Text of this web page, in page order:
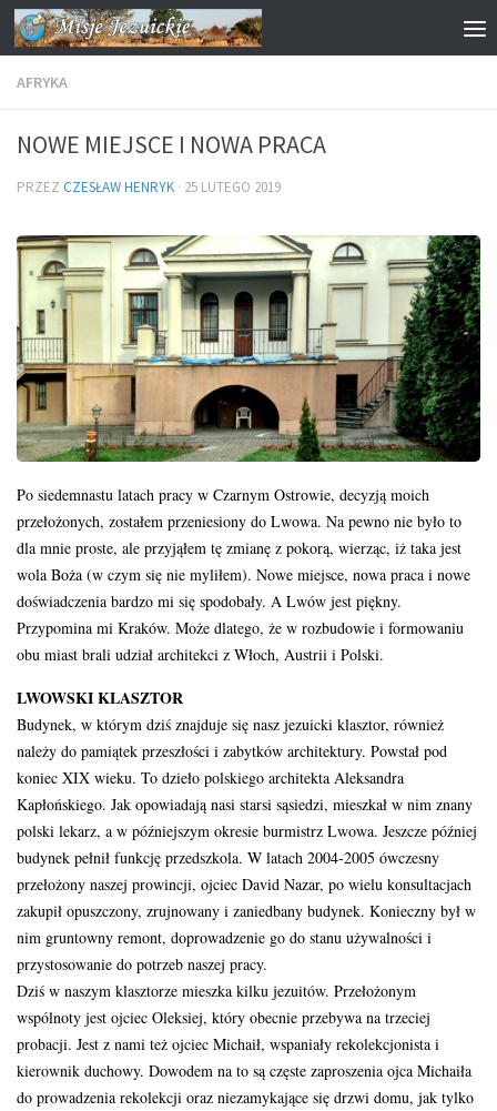
Przejdź do treści
AFRYKA
NOWE MIEJSCE I NOWA PRACA
PRZEZ CZESŁAW HENRYK · 25 LUTEGO 2019
Po siedemnastu latach pracy w Czarnym Ostrowie, decyzją moich
przełożonych, zostałem przeniesiony do Lwowa. Na pewno nie było to
dla mnie proste, ale przyjąłem tę zmianę z pokorą, wierząc, iż taka jest
wola Boża (w czym się nie myliłem). Nowe miejsce, nowa praca i nowe
doświadczenia bardzo mi się spodobały. A Lwów jest piękny.
Przypomina mi Kraków. Może dlatego, że w rozbudowie i formowaniu
obu miast brali udział architekci z Włoch, Austrii i Polski.
LWOWSKI KLASZTOR
Budynek, w którym dziś znajduje się nasz jezuicki klasztor, również
należy do pamiątek przeszłości i zabytków architektury. Powstał pod
koniec XIX wieku. To dzieło polskiego architekta Aleksandra
Kapłońskiego. Jak opowiadają nasi starsi sąsiedzi, mieszkał w nim znany
polski lekarz, a w późniejszym okresie burmistrz Lwowa. Jeszcze później
budynek pełnił funkcję przedszkola. W latach 2004-2005 ówczesny
przełożony naszej prowincji, ojciec David Nazar, po wielu konsultacjach
zakupił opuszczony, zrujnowany i zaniedbany budynek. Konieczny był w
nim gruntowny remont, doprowadzenie go do stanu używalności i
przystosowanie do potrzeb naszej pracy.
Dziś w naszym klasztorze mieszka kilku jezuitów. Przełożonym
wspólnoty jest ojciec Oleksiej, który obecnie przebywa na trzeciej
probacji. Jest z nami też ojciec Michaił, wspaniały rekolekcjonista i
kierownik duchowy. Dowodem na to są częste zaproszenia ojca Michaiła
do prowadzenia rekolekcji oraz niezamykające się drzwi domu, jak tylko